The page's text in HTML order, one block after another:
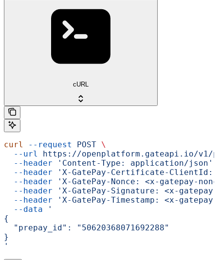
cURL
curl --request POST \
  --url
https://openplatform.gateapi.io/v1/
  --header
'Content-Type: application/json'
  --header
'X-GatePay-Certificate-
  --header
'X-GatePay-Nonce: <x-gatepay-
  --header
'X-GatePay-Signature: <x-
  --header
'X-GatePay-Timestamp: <x-
  --data
'
{
  "prepay_id": "50620368071692288"
}
'